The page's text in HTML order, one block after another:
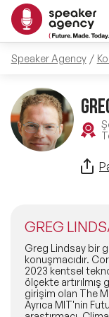
Yerel
Global
Exclusive
Tüm
KONULAR
Öne Çıkan
Ünlü
İlham Veren
İlham Veren
ÇÖZÜMLER
Master Class
Akış
HAKKIMIZDA
Biz Kimiz?
BLOG
Speaker Agency
GREG
Greg Lindsay bir
konuşmacıdır.
2023 kentsel
ölçekte artırılmış
girişim olan The
Ayrıca MIT'nin